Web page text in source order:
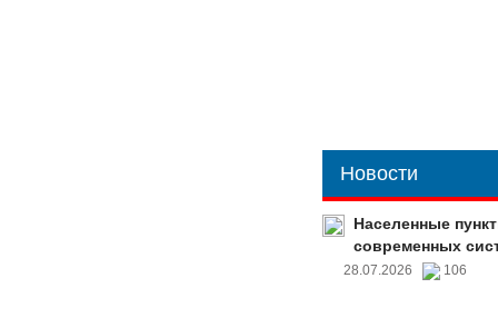
Новости
Населенные
современных
28.07.2026 106